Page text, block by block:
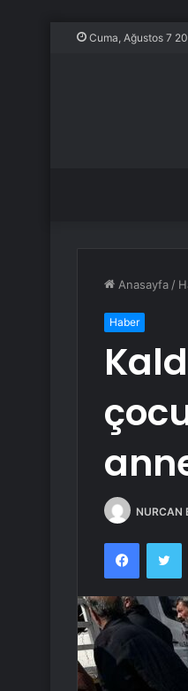
Cuma, Ağustos 7
Anasayfa /
Haber
NURCAN